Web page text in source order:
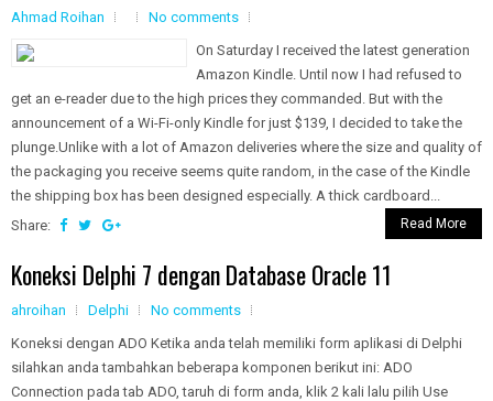
Ahmad Roihan
No comments
On Saturday I received the latest generation
Amazon Kindle. Until now I had refused to
get an e-reader due to the high prices they commanded. But with the
announcement of a Wi-Fi-only Kindle for just $139, I decided to take the
plunge.Unlike with a lot of Amazon deliveries where the size and quality of
the packaging you receive seems quite random, in the case of the Kindle
the shipping box has been designed especially. A thick cardboard...
Share:
Read More
Koneksi Delphi 7 dengan Database Oracle 11
ahroihan Delphi
No comments
Koneksi dengan ADO Ketika anda telah memiliki form aplikasi di Delphi
silahkan anda tambahkan beberapa komponen berikut ini: ADO
Connection pada tab ADO, taruh di form anda, klik 2 kali lalu pilih Use